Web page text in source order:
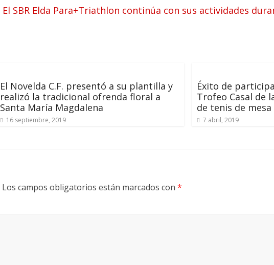
El SBR Elda Para+Triathlon continúa con sus actividades
El Novelda C.F. presentó a su plantilla y
realizó la tradicional ofrenda floral a
Santa María Magdalena
16 septiembre, 2019
Éxito de
Trofeo Casal de
de tenis de mesa
7 abril, 2019
Los campos obligatorios están marcados con *